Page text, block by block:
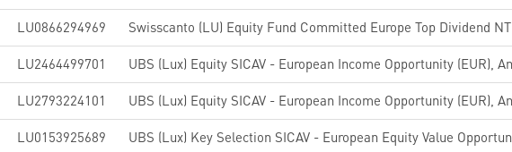
LU0866294969 Swisscanto (LU) Equity Fund Committed Europe Top Dividend NT
LU2464499701
LU2793224101
LU0153925689